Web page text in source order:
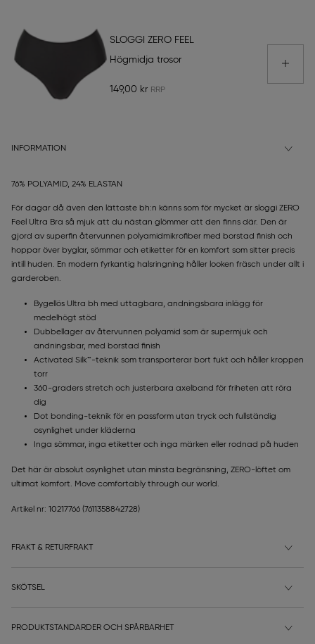
SLOGGI ZERO FEEL
Högmidja trosor
149,00 kr
INFORMATION
76% POLYAMID, 24% ELASTAN
För dagar då även den lättaste bh:n känns som för mycket är sloggi ZERO
Feel Ultra Bra så mjuk att du nästan glömmer att den finns där. Den är
gjord av superfin återvunnen polyamidmikrofiber med borstad finish och
hoppar över byglar, sömmar och etiketter för en komfort som sitter precis
intill huden. En modern fyrkantig halsringning håller looken fräsch under allt i
garderoben.
Bygellös Ultra bh med uttagbara, andningsbara inlägg för
medelhögt stöd
Dubbellager av återvunnen polyamid som är supermjuk och
andningsbar, med borstad finish
Activated Silk™-teknik som transporterar bort fukt och håller kroppen
torr
360-graders stretch och justerbara axelband för friheten att röra
dig
Dot bonding-teknik för en passform utan tryck och fullständig
osynlighet under kläderna
Inga sömmar, inga etiketter och inga märken eller rodnad på huden
Det här är absolut osynlighet utan minsta begränsning, ZERO-löftet om
ultimat komfort. Move comfortably through our world.
Artikel nr: 10217766 (7611358842728)
FRAKT & RETURFRAKT
SKÖTSEL
PRODUKTSTANDARDER OCH SPÅRBARHET